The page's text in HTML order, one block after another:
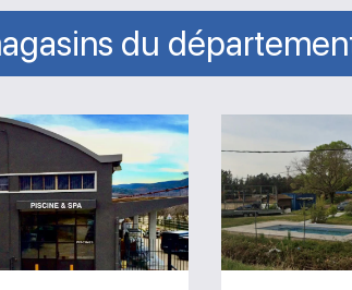
du
Magasin
Destock
Piscines
Apt